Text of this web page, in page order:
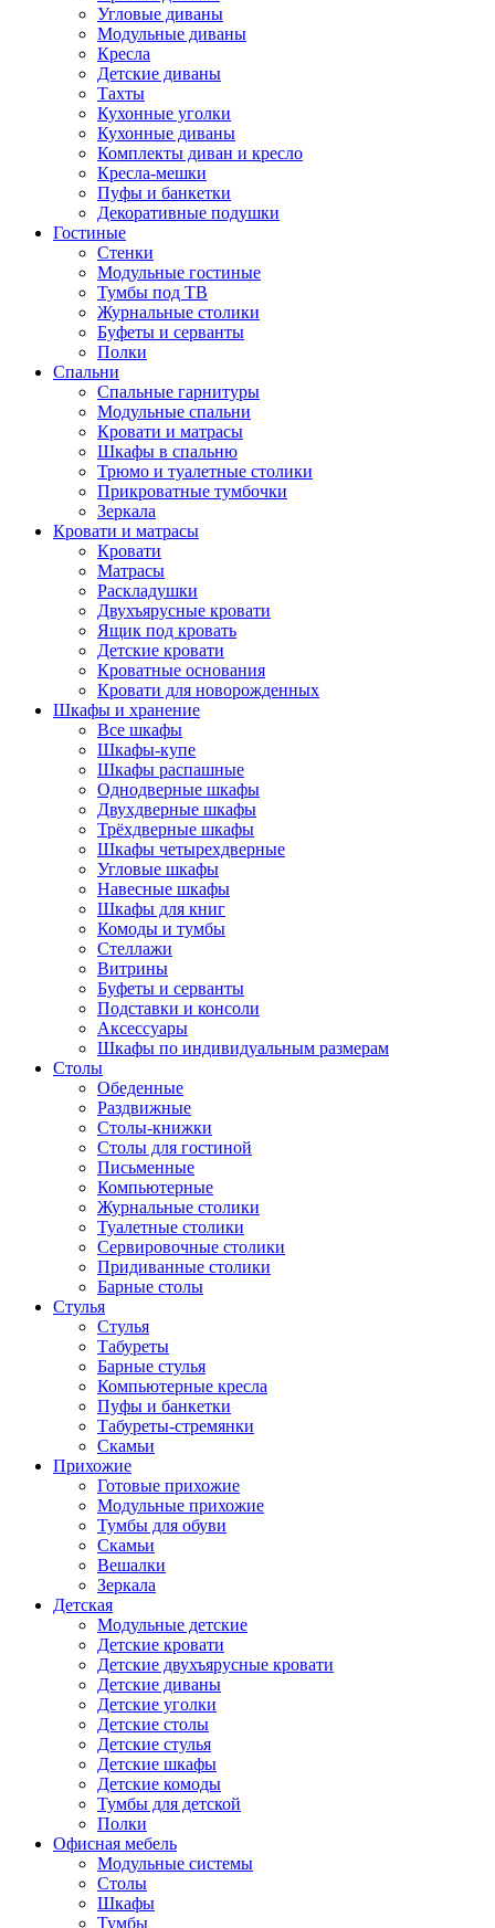
Угловые диваны
Модульные диваны
Кресла
Детские диваны
Тахты
Кухонные уголки
Кухонные диваны
Комплекты диван и кресло
Кресла-мешки
Пуфы и банкетки
Декоративные подушки
Гостиные
Стенки
Модульные гостиные
Тумбы под ТВ
Журнальные столики
Буфеты и серванты
Полки
Спальни
Спальные гарнитуры
Модульные спальни
Кровати и матрасы
Шкафы в спальню
Трюмо и туалетные столики
Прикроватные тумбочки
Зеркала
Кровати и матрасы
Кровати
Матрасы
Раскладушки
Двухъярусные кровати
Ящик под кровать
Детские кровати
Кроватные основания
Кровати для новорожденных
Шкафы и хранение
Все шкафы
Шкафы-купе
Шкафы распашные
Однодверные шкафы
Двухдверные шкафы
Трёхдверные шкафы
Шкафы четырехдверные
Угловые шкафы
Навесные шкафы
Шкафы для книг
Комоды и тумбы
Стеллажи
Витрины
Буфеты и серванты
Подставки и консоли
Аксессуары
Шкафы по индивидуальным размерам
Столы
Обеденные
Раздвижные
Столы-книжки
Столы для гостиной
Письменные
Компьютерные
Журнальные столики
Туалетные столики
Сервировочные столики
Придиванные столики
Барные столы
Стулья
Стулья
Табуреты
Барные стулья
Компьютерные кресла
Пуфы и банкетки
Табуреты-стремянки
Скамьи
Прихожие
Готовые прихожие
Модульные прихожие
Тумбы для обуви
Скамьи
Вешалки
Зеркала
Детская
Модульные детские
Детские кровати
Детские двухъярусные кровати
Детские диваны
Детские уголки
Детские столы
Детские стулья
Детские шкафы
Детские комоды
Тумбы для детской
Полки
Офисная мебель
Модульные системы
Столы
Шкафы
Тумбы